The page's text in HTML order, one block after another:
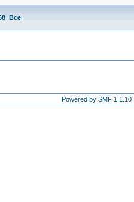
Все
Powered by SMF 1.1.10